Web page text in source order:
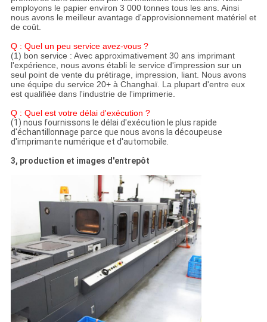
employons le papier environ 3 000 tonnes tous les ans. Ainsi
nous avons le meilleur avantage d'approvisionnement matériel et
de coût.
Q : Quel un peu service avez-vous ?
(1) bon service : Avec approximativement 30 ans imprimant
l'expérience, nous avons établi le service d'impression sur un
seul point de vente du prétirage, impression, liant. Nous avons
une équipe du service 20+ à Changhaï. La plupart d'entre eux
est qualifiée dans l'industrie de l'imprimerie.
Q : Quel est votre délai d'exécution ?
(1) nous fournissons le délai d'exécution le plus rapide
d'échantillonnage parce que nous avons la découpeuse
d'imprimante numérique et d'automobile.
3, production et images d'entrepôt